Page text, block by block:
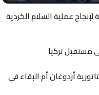
عملية السلام الكردية
مستقبل تركيا
أردوغان أم البقاء في